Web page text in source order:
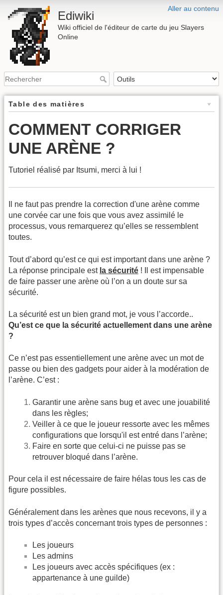
Aller au contenu
Ediwiki
Wiki officiel de l'éditeur de carte du jeu Slayers
Online
Table des matières
COMMENT CORRIGER
UNE ARÈNE ?
Tutoriel réalisé par Itsumi, merci à lui !
Il ne faut pas prendre la correction d'une arène comme
une corvée car une fois que vous avez assimilé le
processus, vous remarquerez qu’elles se ressemblent
toutes.
Tout d’abord qu’est ce qui est important dans une arène ?
La réponse principale est la sécurité ! Il est impensable
de faire passer une arène où l’on a un doute sur sa
sécurité.
La sécurité est un bien grand mot, je vous l’accorde..
Qu’est ce que la sécurité actuellement dans une arène
?
Ce n’est pas essentiellement une arène avec un mot de
passe ou bien des gadgets pour aider à la modération de
l’arène. C’est :
Garantir une arène sans bug et avec une jouabilité
dans les règles;
Veiller à ce que le joueur ressorte avec les mêmes
configurations que lorsqu'il est entré dans l’arène;
Faire en sorte que celui-ci ne puisse pas se
retrouver bloqué dans l’arène.
Pour cela il est nécessaire de faire hélas tous les cas de
figure possibles.
Généralement dans les arènes que nous recevons, il y a
trois types d’accès concernant trois types de personnes :
Les joueurs
Les admins
Les joueurs avec accès spécifiques (ex :
appartenance à une guilde)